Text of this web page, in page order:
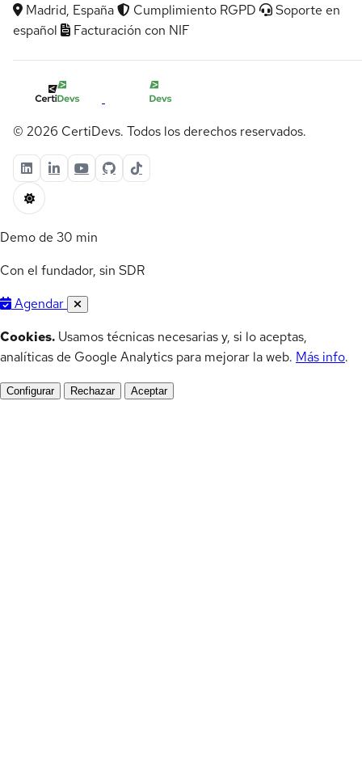
Madrid, España Cumplimiento RGPD
Soporte en
español
Facturación con NIF
© 2026 CertiDevs. Todos los derechos reservados.
Demo de 30 min
Con el fundador, sin SDR
Agendar
Cookies. Usamos técnicas necesarias y, si lo aceptas,
analíticas de Google Analytics para mejorar la web. Más info.
Configurar Rechazar Aceptar